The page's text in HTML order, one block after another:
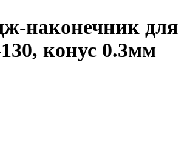
наконечник для
конус 0.3мм